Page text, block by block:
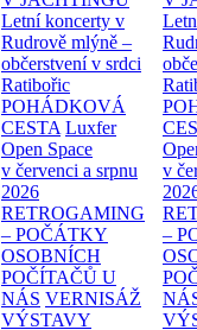
Letní koncerty v
Rudrově mlýně –
občerstvení v srdci
Ratibořic
POHÁDKOVÁ
CESTA Luxfer
Open Space
v červenci a srpnu
2026
RETROGAMING
– POČÁTKY
OSOBNÍCH
POČÍTAČŮ U
NÁS VERNISÁŽ
VÝSTAVY
v
–